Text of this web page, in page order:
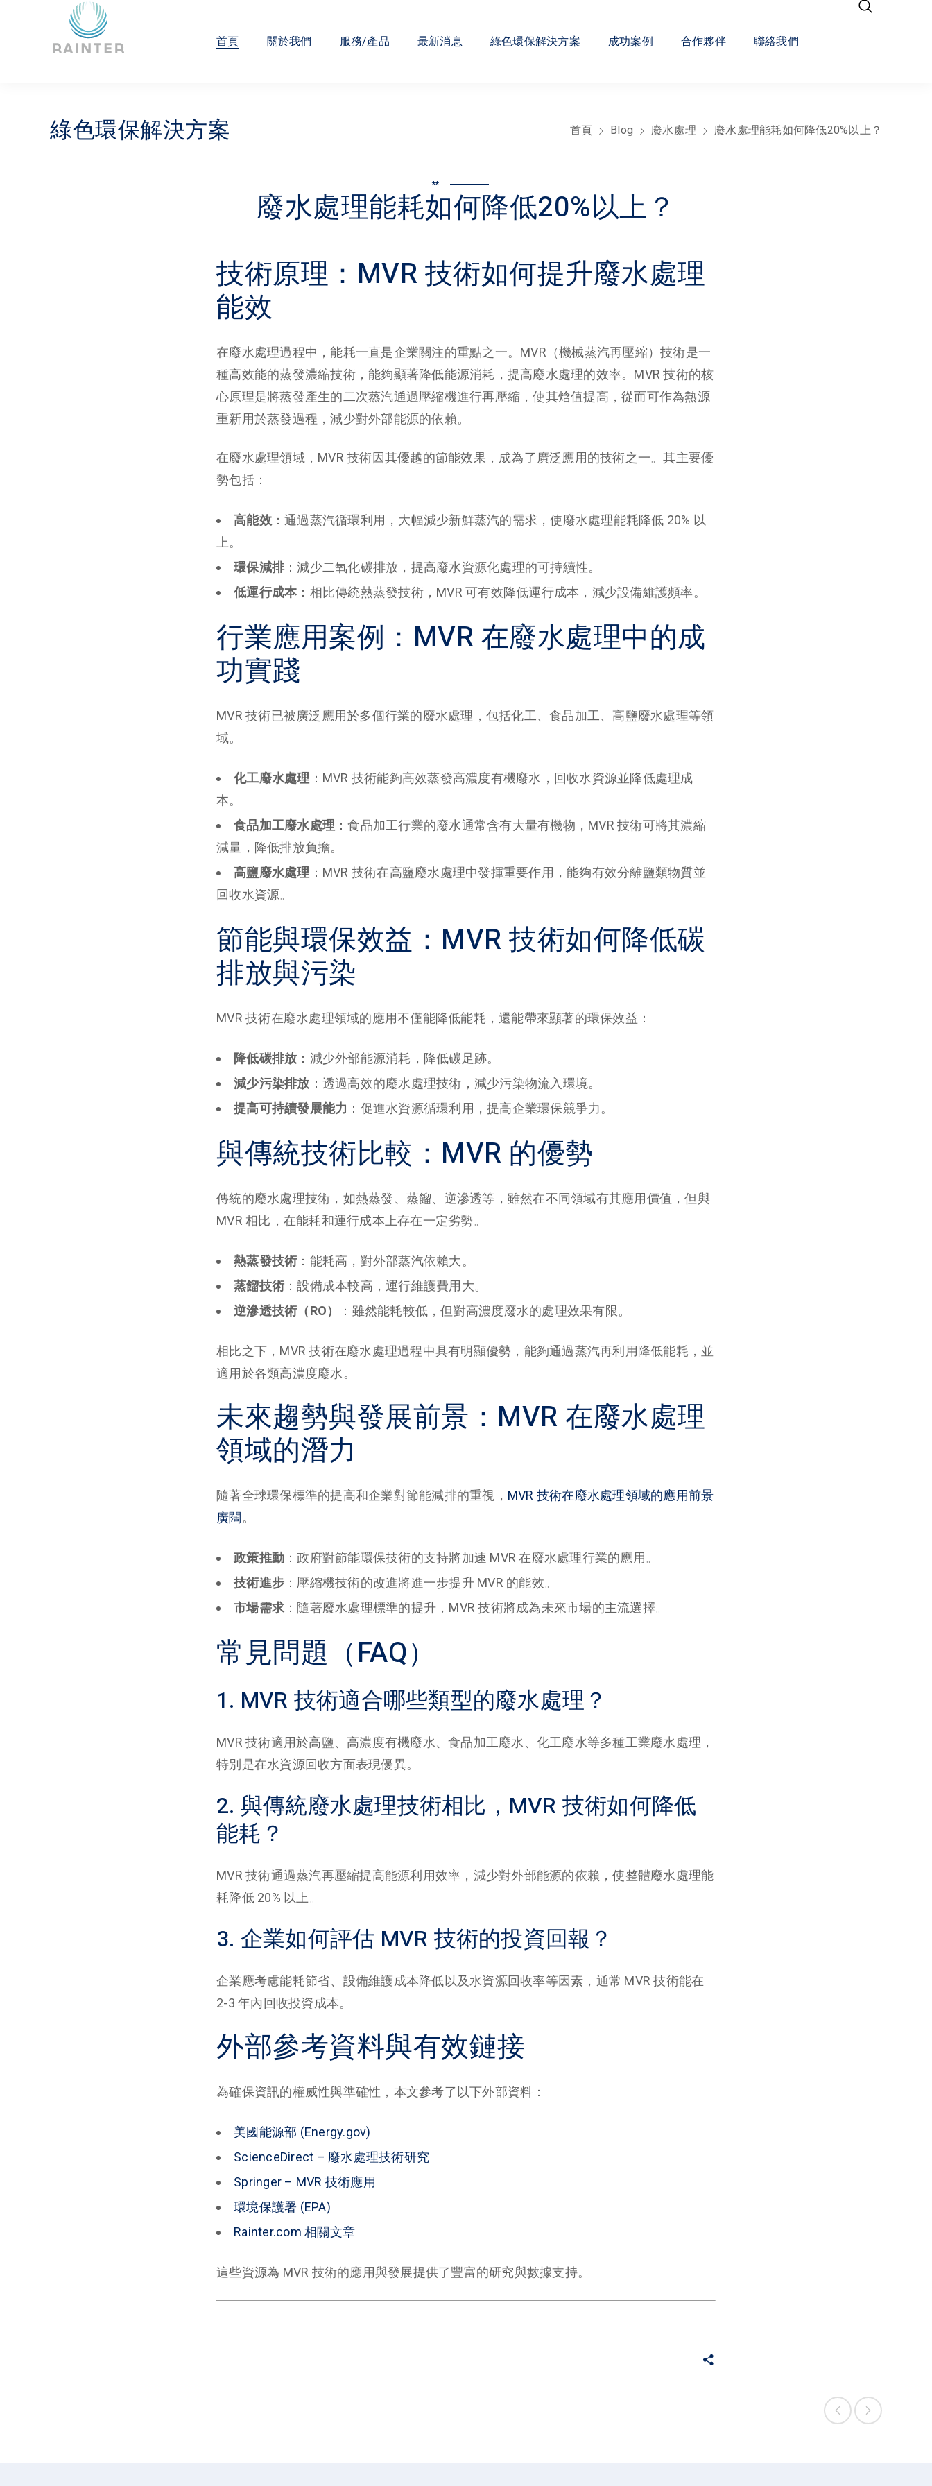
首頁 關於我們 服務/產品 最新消息 綠色環保解決方案 成功案例 合作夥伴 聯絡我們
綠色環保解決方案 首頁 Blog 廢水處理 廢水處理能耗如何降低20%以上？
**
廢水處理能耗如何降低20%以上？
技術原理：MVR 技術如何提升廢水處理
能效
在廢水處理過程中，能耗一直是企業關注的重點之一。MVR（機械蒸汽再壓縮）技術是一
種高效能的蒸發濃縮技術，能夠顯著降低能源消耗，提高廢水處理的效率。MVR 技術的核
心原理是將蒸發產生的二次蒸汽通過壓縮機進行再壓縮，使其焓值提高，從而可作為熱源
重新用於蒸發過程，減少對外部能源的依賴。
在廢水處理領域，MVR 技術因其優越的節能效果，成為了廣泛應用的技術之一。其主要優
勢包括：
高能效：通過蒸汽循環利用，大幅減少新鮮蒸汽的需求，使廢水處理能耗降低 20% 以
上。
環保減排：減少二氧化碳排放，提高廢水資源化處理的可持續性。
低運行成本：相比傳統熱蒸發技術，MVR 可有效降低運行成本，減少設備維護頻率。
行業應用案例：MVR 在廢水處理中的成
功實踐
MVR 技術已被廣泛應用於多個行業的廢水處理，包括化工、食品加工、高鹽廢水處理等領
域。
化工廢水處理 ：MVR 技術能夠高效蒸發高濃度有機廢水，回收水資源並降低處理成
本。
食品加工廢水處理 ：食品加工行業的廢水通常含有大量有機物，MVR 技術可將其濃縮
減量，降低排放負擔。
高鹽廢水處理 ：MVR 技術在高鹽廢水處理中發揮重要作用，能夠有效分離鹽類物質並
回收水資源。
節能與環保效益：MVR 技術如何降低碳
排放與污染
MVR 技術在廢水處理領域的應用不僅能降低能耗，還能帶來顯著的環保效益：
降低碳排放 ：減少外部能源消耗，降低碳足跡。
減少污染排放 ：透過高效的廢水處理技術，減少污染物流入環境。
提高可持續發展能力 ：促進水資源循環利用，提高企業環保競爭力。
與傳統技術比較：MVR 的優勢
傳統的廢水處理技術，如熱蒸發、蒸餾、逆滲透等，雖然在不同領域有其應用價值，但與
MVR 相比，在能耗和運行成本上存在一定劣勢。
熱蒸發技術 ：能耗高，對外部蒸汽依賴大。
蒸餾技術 ：設備成本較高，運行維護費用大。
逆滲透技術（RO）
：雖然能耗較低，但對高濃度廢水的處理效果有限。
相比之下，MVR 技術在廢水處理過程中具有明顯優勢，能夠通過蒸汽再利用降低能耗，並
適用於各類高濃度廢水。
未來趨勢與發展前景：MVR 在廢水處理
領域的潛力
隨著全球環保標準的提高和企業對節能減排的重視， MVR 技術在廢水處理領域的應用前景
廣闊 。
政策推動 ：政府對節能環保技術的支持將加速 MVR 在廢水處理行業的應用。
技術進步 ：壓縮機技術的改進將進一步提升 MVR 的能效。
市場需求 ：隨著廢水處理標準的提升，MVR 技術將成為未來市場的主流選擇。
常見問題（FAQ）
1. MVR 技術適合哪些類型的廢水處理？
MVR 技術適用於高鹽、高濃度有機廢水、食品加工廢水、化工廢水等多種工業廢水處理，
特別是在水資源回收方面表現優異。
2. 與傳統廢水處理技術相比，MVR 技術如何降低
能耗？
MVR 技術通過蒸汽再壓縮提高能源利用效率，減少對外部能源的依賴，使整體廢水處理能
耗降低 20% 以上。
3. 企業如何評估 MVR 技術的投資回報？
企業應考慮能耗節省、設備維護成本降低以及水資源回收率等因素，通常 MVR 技術能在
2-3 年內回收投資成本。
外部參考資料與有效鏈接
為確保資訊的權威性與準確性，本文參考了以下外部資料：
美國能源部 (Energy.gov)
ScienceDirect – 廢水處理技術研究
Springer – MVR 技術應用
環境保護署 (EPA)
Rainter.com 相關文章
這些資源為 MVR 技術的應用與發展提供了豐富的研究與數據支持。